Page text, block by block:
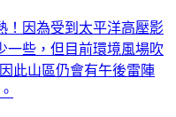
！因為受到太平洋高壓影
一些，但目前環境風場吹
此山區仍會有午後雷陣